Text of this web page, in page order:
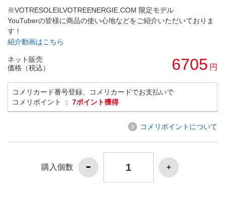
※VOTRESOLEILVOTREENERGIE.COM 限定モデル
YouTuberの皆様に商品の使い心地などをご紹介いただいておりま
す！
紹介動画はこちら
ネット販売
価格（税込）
6705 円
コメリカード番号登録、コメリカードでお支払いで
コメリポイント ： 7ポイント獲得
コメリポイントについて
購入個数